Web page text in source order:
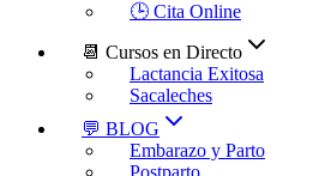
🕒 Cita Online
📆 Cursos en Directo
Lactancia Exitosa
Sacaleches
💬 BLOG
Embarazo y Parto
Postparto